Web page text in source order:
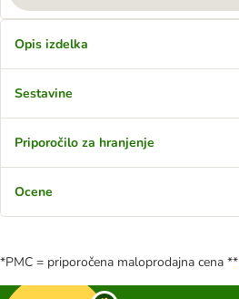
Opis izdelka
Sestavine
Priporočilo za hranjenje
Ocene
*PMC = priporočena maloprodajna cena **